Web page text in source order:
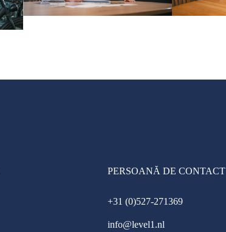
PERSOANĂ DE CONTACT
+31 (0)527-271369
info@level1.nl